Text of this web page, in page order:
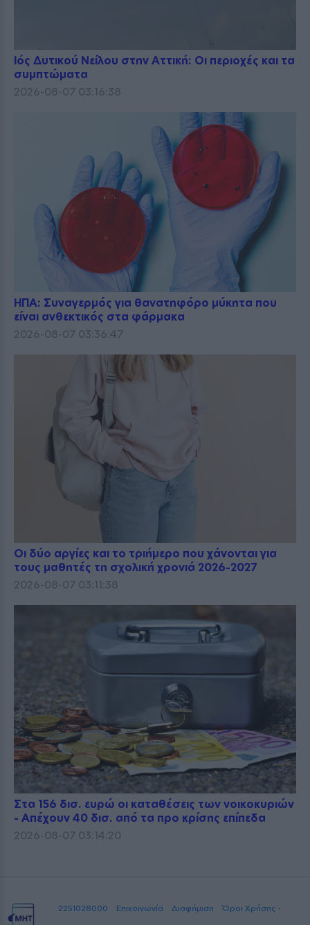
Ιός Δυτικού Νείλου στην Αττική: Οι περιοχές και τα
συμπτώματα
2026-08-07 03:16:38
ΗΠΑ: Συναγερμός για θανατηφόρο μύκητα που
είναι ανθεκτικός στα φάρμακα
2026-08-07 03:36:47
Οι δύο αργίες και το τριήμερο που χάνονται για
τους μαθητές τη σχολική χρονιά 2026-2027
2026-08-07 03:11:38
Στα 156 δισ. ευρώ οι καταθέσεις των νοικοκυριών
- Απέχουν 40 δισ. από τα προ κρίσης επίπεδα
2026-08-07 03:14:20
2251028000 Επικοινωνία Διαφήμιση
Όροι Χρήσης -